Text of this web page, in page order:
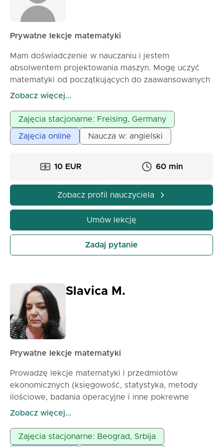
Prywatne lekcje matematyki
Mam doświadczenie w nauczaniu i jestem
absolwentem projektowania maszyn. Mogę uczyć
matematyki od początkujących do zaawansowanych
oraz studentów. Mogę prowadzić zajęcia
Zobacz więcej...
Zajęcia stacjonarne: Freising, Germany
Zajęcia online Naucza w: angielski
10 EUR 60 min
Zobacz profil nauczyciela
Umów lekcję
Zadaj pytanie
Slavica M.
Prywatne lekcje matematyki
Prowadzę lekcje matematyki i przedmiotów
ekonomicznych (księgowość, statystyka, metody
ilościowe, badania operacyjne i inne pokrewne
przedmioty) dla wszystkich grup wiekowych. Lekcja
potrzeb i możliwości ucznia w koncentrowaniu się na
pracy i ćwiczeniach. Prowadzę lekcje indywidualnie z
Zobacz więcej...
Zajęcia stacjonarne: Beograd, Srbija